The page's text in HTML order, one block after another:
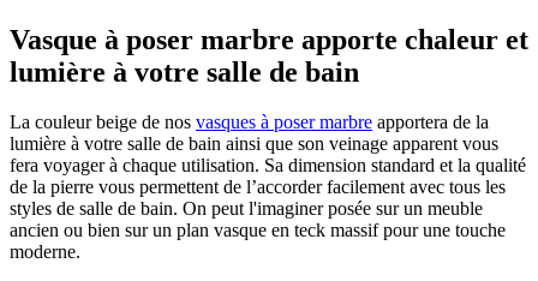
Vasque à poser marbre apporte chaleur et
lumière à votre salle de bain
La couleur beige de nos vasques à poser marbre apportera de la
lumière à votre salle de bain ainsi que son veinage apparent vous
fera voyager à chaque utilisation. Sa dimension standard et la qualité
de la pierre vous permettent de l’accorder facilement avec tous les
styles de salle de bain. On peut l'imaginer posée sur un meuble
ancien ou bien sur un plan vasque en teck massif pour une touche
moderne.